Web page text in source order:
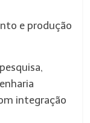
e produção
integração